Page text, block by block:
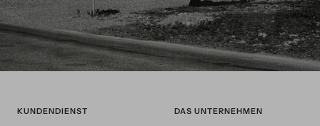
KUNDENDIENST DAS UNTERNEHMEN